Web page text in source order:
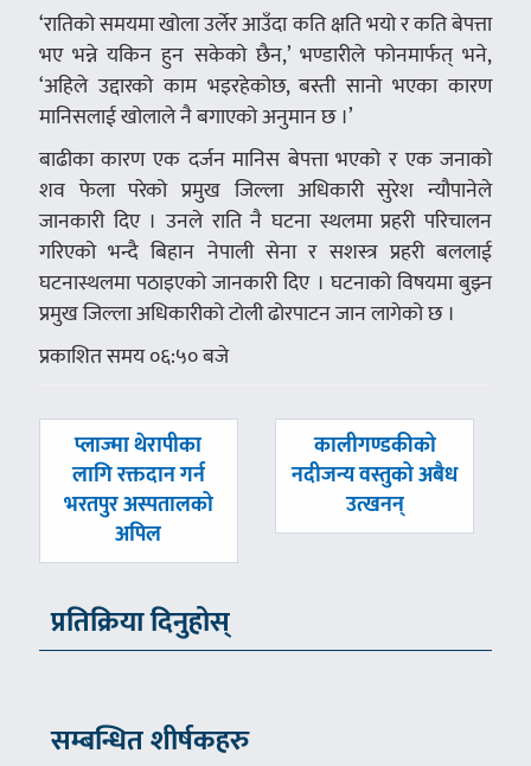
‘रातिको समयमा खोला उर्लेर आउँदा कति क्षति भयो र कति बेपत्ता
भए भन्ने यकिन हुन सकेको छैन,’ भण्डारीले फोनमार्फत् भने,
‘अहिले उद्दारको काम भइरहेकोछ, बस्ती सानो भएका कारण
मानिसलाई खोलाले नै बगाएको अनुमान छ ।’
बाढीका कारण एक दर्जन मानिस बेपत्ता भएको र एक जनाको
शव फेला परेको प्रमुख जिल्ला अधिकारी सुरेश न्यौपानेले
जानकारी दिए । उनले राति नै घटना स्थलमा प्रहरी परिचालन
गरिएको भन्दै बिहान नेपाली सेना र सशस्त्र प्रहरी बललाई
घटनास्थलमा पठाइएको जानकारी दिए । घटनाको विषयमा बुझ्न
प्रमुख जिल्ला अधिकारीको टोली ढोरपाटन जान लागेको छ ।
प्रकाशित समय ०६:५० बजे
पछिल्लाे
-
प्लाज्मा थेरापीका
लागि रक्तदान गर्न
भरतपुर अस्पतालको
अपिल
अघिल्लाे
-
कालीगण्डकीको
नदीजन्य वस्तुको अबैध
उत्खनन्
प्रतिक्रिया दिनुहोस्
सम्बन्धित शीर्षकहरु